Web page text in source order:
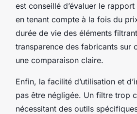
est conseillé d’évaluer le
en tenant compte à la fois du
durée de vie des éléments
transparence des fabricants sur
une comparaison claire.
Enfin, la facilité d’utilisation et
pas être négligée. Un filtre trop
nécessitant des outils